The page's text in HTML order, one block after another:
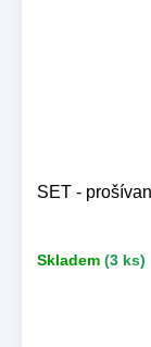
SET -
Skladem (3 ks)